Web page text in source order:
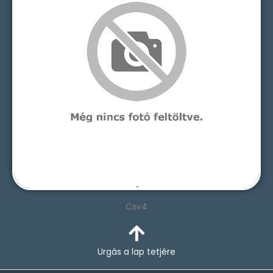
Csv4
Urgás a lap tetjére